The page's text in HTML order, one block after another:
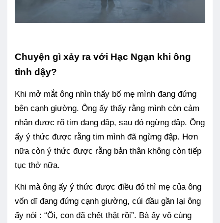
Chuyện gì xảy ra với Hạc Ngạn khi ông
tỉnh dậy?
Khi mở mắt ông nhìn thấy bố mẹ mình đang đứng
bên cạnh giường. Ông ấy thấy rằng mình còn cảm
nhận được rõ tim đang đập, sau đó ngừng đập. Ông
ấy ý thức được rằng tim mình đã ngừng đập. Hơn
nữa còn ý thức được rằng bản thân không còn tiếp
tục thở nữa.
Khi mà ông ấy ý thức được điều đó thì mẹ của ông
vốn dĩ đang đứng cạnh giường, cúi đầu gần lại ông
ấy nói : “Ôi, con đã chết thật rồi”. Bà ấy vô cùng